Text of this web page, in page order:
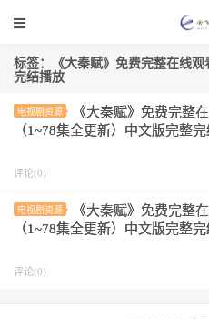
标签：《大秦赋》免费完整在线
完结播放
电视剧资源
《大秦赋》免费完整
（1~78集全更新）中文版完整
评论(0)
电视剧资源
《大秦赋》免费完整
（1~78集全更新）中文版完整
评论(0)